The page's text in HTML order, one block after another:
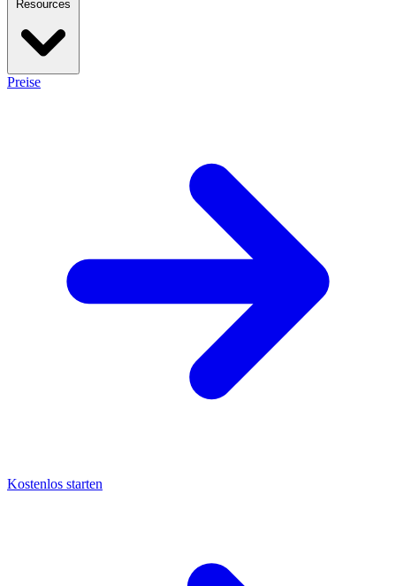
Preise
Kostenlos starten